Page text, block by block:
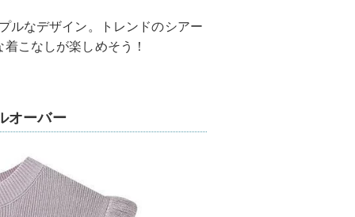
ルなデザイン。トレンドのシアー
こなしが楽しめそう！
オーバー